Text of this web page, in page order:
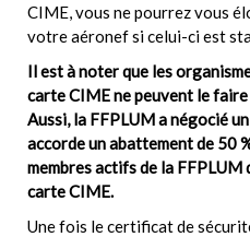
CIME, vous ne pourrez vous
votre aéronef si celui-ci est
Il est à noter que les
carte CIME ne peuvent le
Aussi, la FFPLUM a négocié
accorde un abattement de 50
membres actifs de la FFPLUM
carte CIME.
Une fois le certificat de